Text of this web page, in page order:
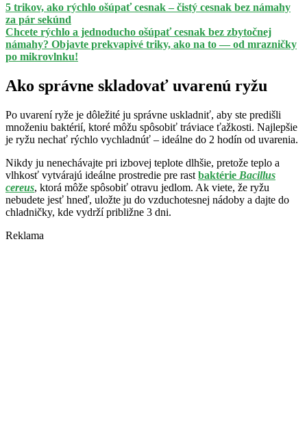
5 trikov, ako rýchlo ošúpať cesnak – čistý cesnak bez námahy
za pár sekúnd
Chcete rýchlo a jednoducho ošúpať cesnak bez zbytočnej
námahy? Objavte prekvapivé triky, ako na to — od mrazničky
po mikrovlnku!
Ako správne skladovať uvarenú ryžu
Po uvarení ryže je dôležité ju správne uskladniť, aby ste predišli
množeniu baktérií, ktoré môžu spôsobiť tráviace ťažkosti. Najlepšie
je ryžu nechať rýchlo vychladnúť – ideálne do 2 hodín od uvarenia.
Nikdy ju nenechávajte pri izbovej teplote dlhšie, pretože teplo a
vlhkosť vytvárajú ideálne prostredie pre rast baktérie Bacillus
cereus, ktorá môže spôsobiť otravu jedlom. Ak viete, že ryžu
nebudete jesť hneď, uložte ju do vzduchotesnej nádoby a dajte do
chladničky, kde vydrží približne 3 dni.
Reklama